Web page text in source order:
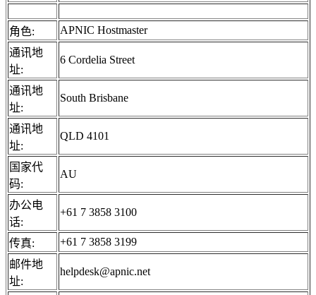
角色:
APNIC Hostmaster
通讯地
址:
6 Cordelia Street
通讯地
址:
South Brisbane
通讯地
址:
QLD 4101
国家代
码:
AU
办公电
话:
+61 7 3858 3100
传真:
+61 7 3858 3199
邮件地
址:
helpdesk@apnic.net